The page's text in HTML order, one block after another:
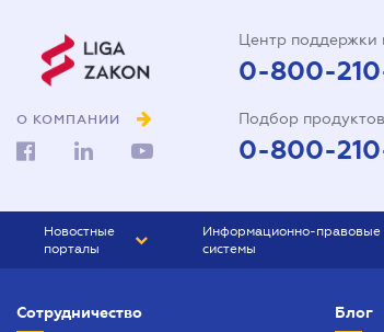
О КОМПАНИИ
Центр поддержки
0-800-
Подбор
0-800-
Новостные
порталы
БИЗНЕС
Информационно-правовые
системы
Сотрудничество Блог